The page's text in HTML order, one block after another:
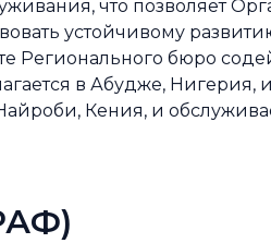
что позволяет
устойчивому
Регионального бюро
в Абудже, Нигерия,
Кения, и